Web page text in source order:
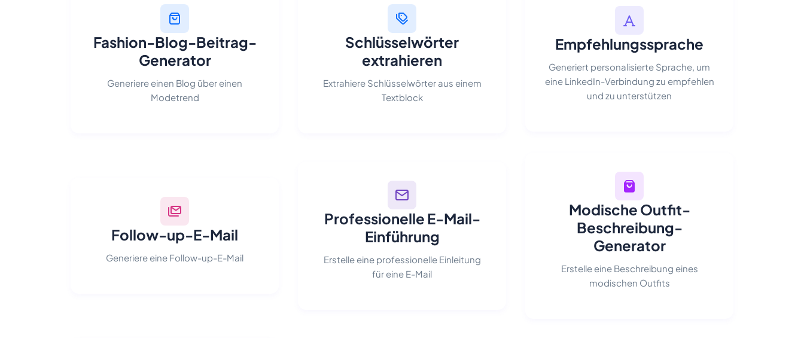
Empfehlungssprache
Generiert personalisierte Sprache, um
eine LinkedIn-Verbindung zu empfehlen
und zu unterstützen
Schlüsselwörter
extrahieren
Extrahiere Schlüsselwörter aus einem
Textblock
Fashion-Blog-Beitrag-
Generator
Generiere einen Blog über einen
Modetrend
Modische Outfit-
Beschreibung-
Generator
Erstelle eine Beschreibung eines
modischen Outfits
Professionelle E-Mail-
Einführung
Erstelle eine professionelle Einleitung
für eine E-Mail
Follow-up-E-Mail
Generiere eine Follow-up-E-Mail